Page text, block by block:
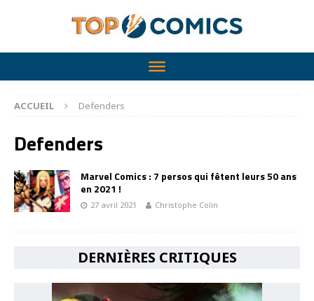
ACCUEIL Defenders
Defenders
Marvel Comics : 7 persos qui fêtent leurs 50 ans
en 2021 !
27 avril 2021 Christophe Colin
DERNIÈRES CRITIQUES